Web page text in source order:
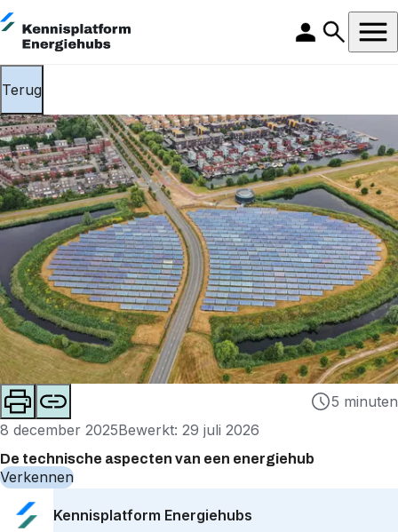
Terug
5 minuten
8 december 2025Bewerkt: 29 juli 2026
De technische aspecten van een energiehub
Verkennen
Kennisplatform Energiehubs